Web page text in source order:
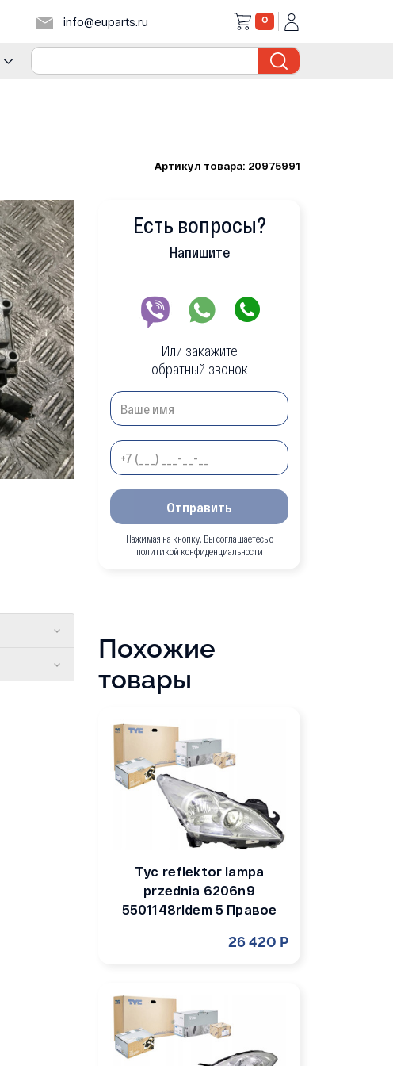
info@euparts.ru 0
Артикул товара: 20975991
Есть вопросы?
Напишите
Или закажите
обратный звонок
Отправить
Нажимая на кнопку, Вы соглашаетесь с
политикой конфиденциальности
Похожие
товары
Tyc reflektor lampa
przednia 6206n9
5501148rldem 5 Правое
26 420 Р